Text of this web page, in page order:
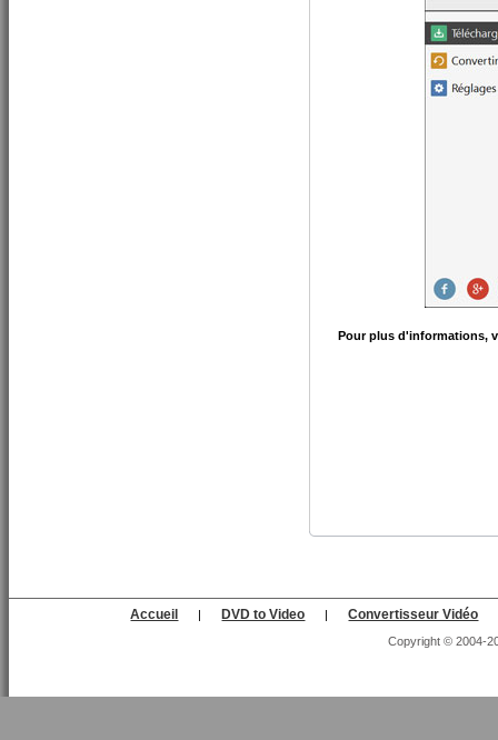
Pour plus d'informations,
Accueil | DVD to Video | Convertisseur Vidéo
Copyright © 2004-